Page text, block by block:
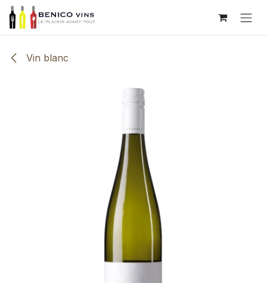
Se rendre au contenu
Vin blanc